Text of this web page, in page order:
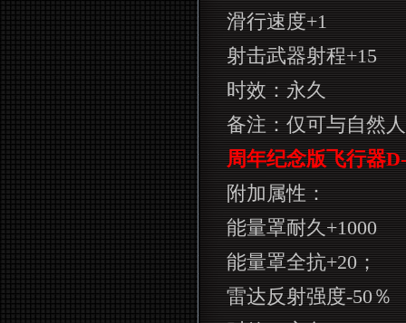
滑行速度+1
射击武器射程+15
时效：永久
备注：仅可与自然
周年纪念版飞行器D-
附加属性：
能量罩耐久+1000
能量罩全抗+20；
雷达反射强度-50％